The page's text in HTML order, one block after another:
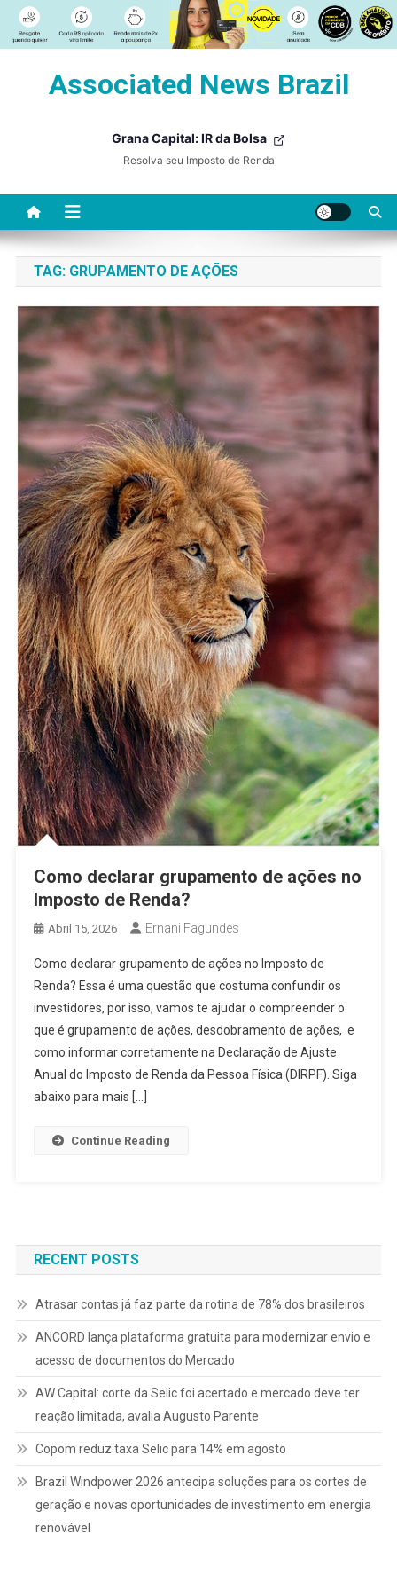
Associated News Brazil
Grana Capital: IR da Bolsa
Resolva seu Imposto de Renda
TAG: GRUPAMENTO DE AÇÕES
Como declarar grupamento de ações no
Imposto de Renda?
Abril 15, 2026 Ernani Fagundes
Como declarar grupamento de ações no Imposto de
Renda? Essa é uma questão que costuma confundir os
investidores, por isso, vamos te ajudar o compreender o
que é grupamento de ações, desdobramento de ações, e
como informar corretamente na Declaração de Ajuste
Anual do Imposto de Renda da Pessoa Física (DIRPF). Siga
abaixo para mais […]
Continue Reading
RECENT POSTS
Atrasar contas já faz parte da rotina de 78% dos brasileiros
ANCORD lança plataforma gratuita para modernizar envio e
acesso de documentos do Mercado
AW Capital: corte da Selic foi acertado e mercado deve ter
reação limitada, avalia Augusto Parente
Copom reduz taxa Selic para 14% em agosto
Brazil Windpower 2026 antecipa soluções para os cortes de
geração e novas oportunidades de investimento em energia
renovável